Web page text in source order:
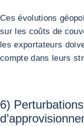
Ces évolutions
sur les coûts de
les exportateurs
compte dans leurs
6)